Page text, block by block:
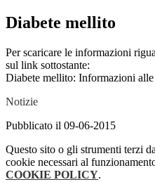
Diabete mellito
Per scaricare le informazioni
sul link sottostante:
Diabete mellito: Informazioni
Notizie
Pubblicato il 09-06-2015
Questo sito o gli strumenti terzi
cookie necessari al
COOKIE POLICY.